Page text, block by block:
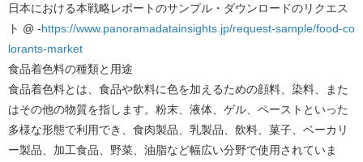
日本における本戦略レポートのサンプル・ダウンロードのリクエス
ト @ -https://www.panoramadatainsights.jp/request-sample/food-co
lorants-market
食品着色料の種類と用途
食品着色料とは、食品や飲料に色を加えるための顔料、染料、また
はその他の物質を指します。粉末、液体、ゲル、ペーストといった
多様な形態で利用でき、食肉製品、乳製品、飲料、菓子、ベーカリ
ー製品、加工食品、野菜、油脂など幅広い分野で使用されていま